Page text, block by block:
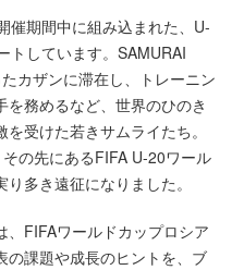
催期間中に組み込まれた、U-
トしています。SAMURAI
カザンに滞在し、トレーニン
務めるなど、世界のひのき
受けた若きサムライたち。
の先にあるFIFA U-20ワール
多き遠征になりました。
FIFAワールドカップロシア
の課題や成長のヒントを、ブ